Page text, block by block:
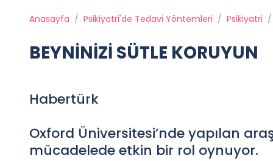
Anasayfa / Psikiyatri'de Tedavi Yöntemleri / Psikiyatri /
BEYNİNİZİ SÜTLE KORUYUN
Habertürk
Oxford Üniversitesi’nde yapılan
mücadelede etkin bir rol oynuyor.